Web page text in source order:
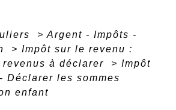
> Argent - Impôts -
> Impôt sur le revenu :
à déclarer
> Impôt
Déclarer les sommes
enfant